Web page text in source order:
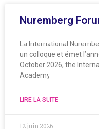
Nuremberg
La International
un colloque et émet
October 2026, the
Academy
LIRE LA SUITE
12 juin 2026